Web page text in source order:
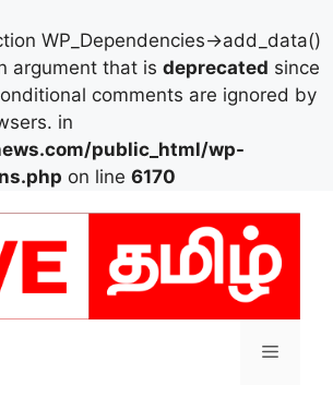
WP_Dependencies->add_data()
argument that is deprecated since
comments are ignored by
in
public_html/wp-
on line 6170
Menu